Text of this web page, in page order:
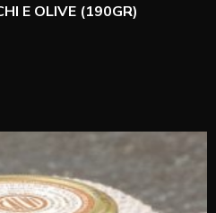
E OLIVE (190GR)